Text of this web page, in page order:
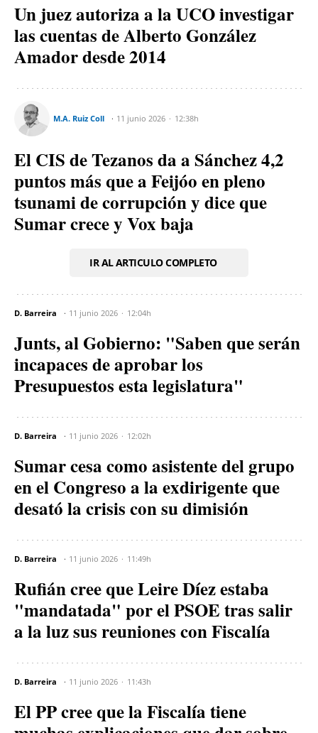
Un juez autoriza a la UCO investigar
las cuentas de Alberto González
Amador desde 2014
M.A. Ruiz Coll 11 junio 2026 12:38h
El CIS de Tezanos da a Sánchez 4,2
puntos más que a Feijóo en pleno
tsunami de corrupción y dice que
Sumar crece y Vox baja
IR AL ARTICULO COMPLETO
D. Barreira 11 junio 2026 12:04h
Junts, al Gobierno: "Saben que serán
incapaces de aprobar los
Presupuestos esta legislatura"
D. Barreira 11 junio 2026 12:02h
Sumar cesa como asistente del grupo
en el Congreso a la exdirigente que
desató la crisis con su dimisión
D. Barreira 11 junio 2026 11:49h
Rufián cree que Leire Díez estaba
"mandatada" por el PSOE tras salir
a la luz sus reuniones con Fiscalía
D. Barreira 11 junio 2026 11:43h
El PP cree que la Fiscalía tiene